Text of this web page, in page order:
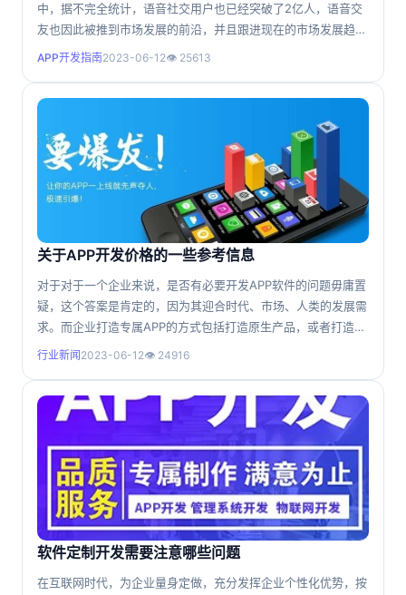
中，据不完全统计，语音社交用户也已经突破了2亿人，语音交
友也因此被推到市场发展的前沿，并且跟进现在的市场发展趋
势，音交友软件在未来还有可能应用到其他领域。那么语音交友
重要
APP开发指南2023-06-12👁 25613
关于APP开发价格的一些参考信息
对于对于一个企业来说，是否有必要开发APP软件的问题毋庸置
疑，这个答案是肯定的，因为其迎合时代、市场、人类的发展需
求。而企业打造专属APP的方式包括打造原生产品，或者打造基
于html5技术的Web产品。而前者是工具类和平台类的首选，后
APP；如果企业想要简单展示商品，则建议选择WebAP
行业新闻 2023-06-12👁 24916
软件定制开发需要注意哪些问题
在互联网时代，为企业量身定做，充分发挥企业个性化优势，按